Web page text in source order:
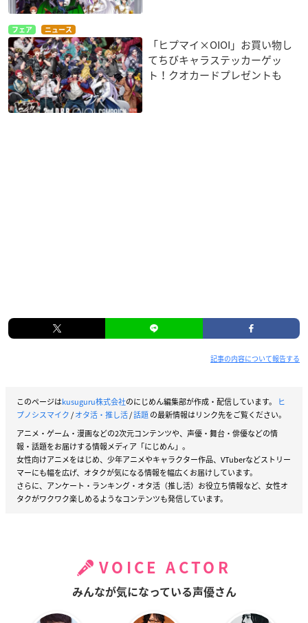
フェア ニュース
「ヒプマイ×OIOI」お買い物し
てちびキャラステッカーゲッ
ト！クオカードプレゼントも
記事の内容について報告する
このページはkusuguru株式会社のにじめん編集部が作成・配信しています。
ヒ
プノシスマイク/オタ活・推し活/話題の最新情報はリンク先をご覧ください。
アニメ・ゲーム・漫画などの2次元コンテンツや、声優・舞台・俳優などの情
報・話題をお届けする情報メディア「にじめん」。
女性向けアニメをはじめ、少年アニメやキャラクター作品、VTuberなどストリー
マーにも幅を広げ、オタクが気になる情報を幅広くお届けしています。
さらに、アンケート・ランキング・オタ活（推し活）お役立ち情報など、女性オ
タクがワクワク楽しめるようなコンテンツも発信しています。
VOICE ACTOR
みんなが気になっている声優さん